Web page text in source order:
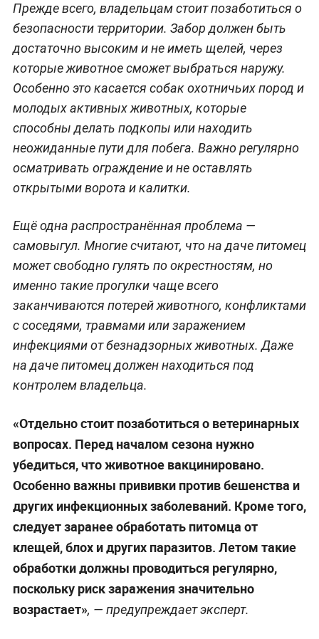
Прежде всего, владельцам стоит позаботиться о
безопасности территории. Забор должен быть
достаточно высоким и не иметь щелей, через
которые животное сможет выбраться наружу.
Особенно это касается собак охотничьих пород и
молодых активных животных, которые
способны делать подкопы или находить
неожиданные пути для побега. Важно регулярно
осматривать ограждение и не оставлять
открытыми ворота и калитки.
Ещё одна распространённая проблема —
самовыгул. Многие считают, что на даче питомец
может свободно гулять по окрестностям, но
именно такие прогулки чаще всего
заканчиваются потерей животного, конфликтами
с соседями, травмами или заражением
инфекциями от безнадзорных животных. Даже
на даче питомец должен находиться под
контролем владельца.
«Отдельно стоит позаботиться о ветеринарных
вопросах. Перед началом сезона нужно
убедиться, что животное вакцинировано.
Особенно важны прививки против бешенства и
других инфекционных заболеваний. Кроме того,
следует заранее обработать питомца от
клещей, блох и других паразитов. Летом такие
обработки должны проводиться регулярно,
поскольку риск заражения значительно
возрастает», — предупреждает эксперт.